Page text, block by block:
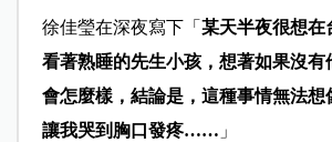
徐佳瑩在深夜寫下「 某天半夜很想在
看著熟睡的先生小孩，想著如果沒有
會怎麼樣，結論是，這種事情無法想
讓我哭到胸口發疼…… 」